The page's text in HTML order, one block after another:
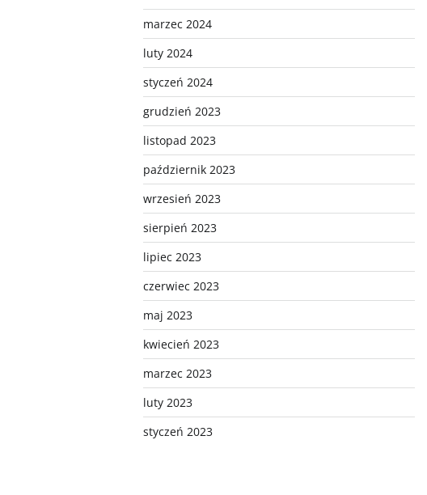
marzec 2024
luty 2024
styczeń 2024
grudzień 2023
listopad 2023
październik 2023
wrzesień 2023
sierpień 2023
lipiec 2023
czerwiec 2023
maj 2023
kwiecień 2023
marzec 2023
luty 2023
styczeń 2023